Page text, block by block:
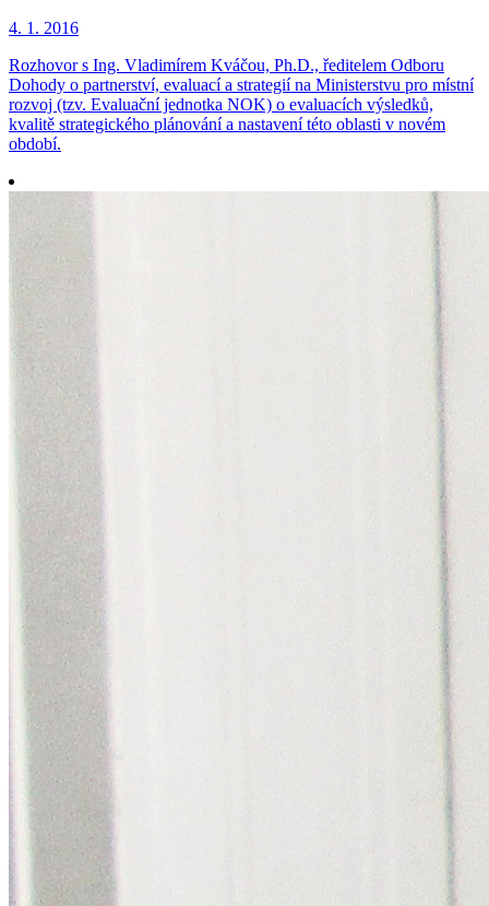
4. 1. 2016
Rozhovor s Ing. Vladimírem Kváčou, Ph.D., ředitelem Odboru
Dohody o partnerství, evaluací a strategií na Ministerstvu pro místní
rozvoj (tzv. Evaluační jednotka NOK) o evaluacích výsledků,
kvalitě strategického plánování a nastavení této oblasti v novém
období.